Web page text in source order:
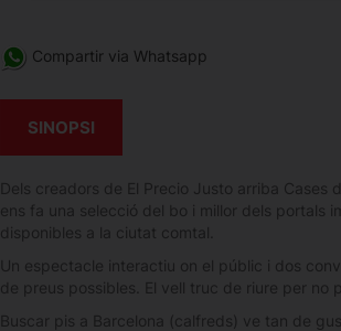
Compartir via Whatsapp
SINOPSI
Dels creadors de El Precio Justo arriba Cases
ens fa una selecció del bo i millor dels portals
disponibles a la ciutat comtal.
Un espectacle interactiu on el públic i dos
de preus possibles. El vell truc de riure per no
Buscar pis a Barcelona (calfreds) ve tan de